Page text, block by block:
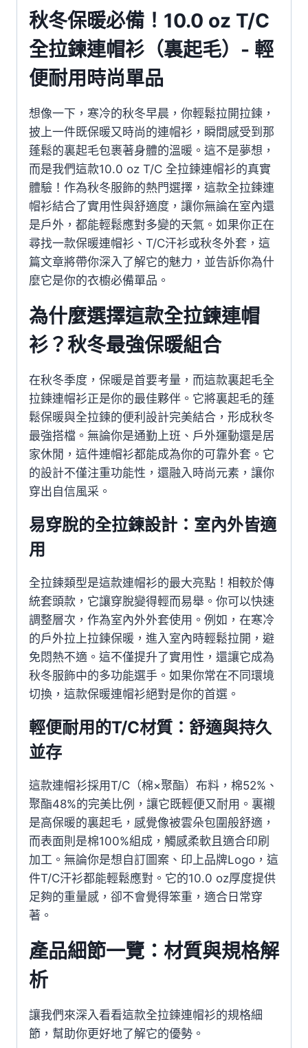
秋冬保暖必備！10.0 oz T/C
全拉鍊連帽衫（裏起毛）- 輕
便耐用時尚單品
想像一下，寒冷的秋冬早晨，你輕鬆拉開拉鍊，
披上一件既保暖又時尚的連帽衫，瞬間感受到那
蓬鬆的裏起毛包裹著身體的溫暖。這不是夢想，
而是我們這款10.0 oz T/C 全拉鍊連帽衫的真實
體驗！作為秋冬服飾的熱門選擇，這款全拉鍊連
帽衫結合了實用性與舒適度，讓你無論在室內還
是戶外，都能輕鬆應對多變的天氣。如果你正在
尋找一款保暖連帽衫、T/C汗衫或秋冬外套，這
篇文章將帶你深入了解它的魅力，並告訴你為什
麼它是你的衣櫥必備單品。
為什麼選擇這款全拉鍊連帽
衫？秋冬最強保暖組合
在秋冬季度，保暖是首要考量，而這款裏起毛全
拉鍊連帽衫正是你的最佳夥伴。它將裏起毛的蓬
鬆保暖與全拉鍊的便利設計完美結合，形成秋冬
最強搭檔。無論你是通勤上班、戶外運動還是居
家休閒，這件連帽衫都能成為你的可靠外套。它
的設計不僅注重功能性，還融入時尚元素，讓你
穿出自信風采。
易穿脫的全拉鍊設計：室內外皆適
用
全拉鍊類型是這款連帽衫的最大亮點！相較於傳
統套頭款，它讓穿脫變得輕而易舉。你可以快速
調整層次，作為室內外外套使用。例如，在寒冷
的戶外拉上拉鍊保暖，進入室內時輕鬆拉開，避
免悶熱不適。這不僅提升了實用性，還讓它成為
秋冬服飾中的多功能選手。如果你常在不同環境
切換，這款保暖連帽衫絕對是你的首選。
輕便耐用的T/C材質：舒適與持久
並存
這款連帽衫採用T/C（棉×聚酯）布料，棉52%、
聚酯48%的完美比例，讓它既輕便又耐用。裏襯
是高保暖的裏起毛，感覺像被雲朵包圍般舒適，
而表面則是棉100%組成，觸感柔軟且適合印刷
加工。無論你是想自訂圖案、印上品牌Logo，這
件T/C汗衫都能輕鬆應對。它的10.0 oz厚度提供
足夠的重量感，卻不會覺得笨重，適合日常穿
著。
產品細節一覽：材質與規格解
析
讓我們來深入看看這款全拉鍊連帽衫的規格細
節，幫助你更好地了解它的優勢。